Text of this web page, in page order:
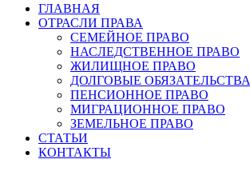
ГЛАВНАЯ
ОТРАСЛИ ПРАВА
СЕМЕЙНОЕ ПРАВО
НАСЛЕДСТВЕННОЕ ПРАВО
ЖИЛИЩНОЕ ПРАВО
ДОЛГОВЫЕ ОБЯЗАТЕЛЬСТВА
ПЕНСИОННОЕ ПРАВО
МИГРАЦИОННОЕ ПРАВО
ЗЕМЕЛЬНОЕ ПРАВО
СТАТЬИ
КОНТАКТЫ